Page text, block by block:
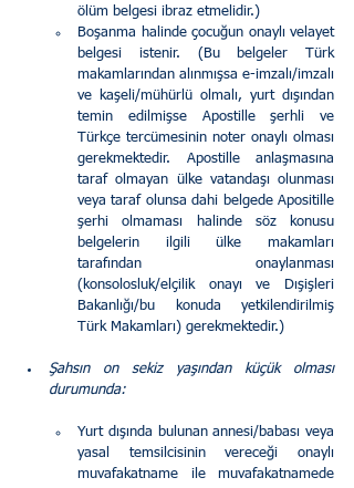
ölüm belgesi ibraz etmelidir.)
Boşanma halinde çocuğun onaylı velayet
belgesi istenir. (Bu belgeler Türk
makamlarından alınmışsa e-imzalı/imzalı
ve kaşeli/mühürlü olmalı, yurt dışından
temin edilmişse Apostille şerhli ve
Türkçe tercümesinin noter onaylı olması
gerekmektedir. Apostille anlaşmasına
taraf olmayan ülke vatandaşı olunması
veya taraf olunsa dahi belgede Apositille
şerhi olmaması halinde söz konusu
belgelerin ilgili ülke makamları
tarafından onaylanması
(konsolosluk/elçilik onayı ve Dışişleri
Bakanlığı/bu konuda yetkilendirilmiş
Türk Makamları) gerekmektedir.)
Şahsın on sekiz yaşından küçük olması
durumunda:
Yurt dışında bulunan annesi/babası veya
yasal temsilcisinin vereceği onaylı
muvafakatname ile muvafakatnamede